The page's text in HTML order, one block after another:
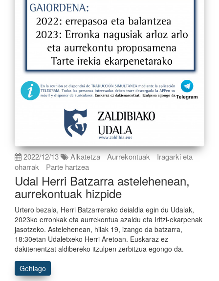
2022/12/13 Alkatetza Aurrekontuak
Iragarki eta
oharrak
Parte hartzea
Udal Herri Batzarra astelehenean,
aurrekontuak hizpide
Urtero bezala, Herri Batzarrerako deialdia egin du Udalak,
2023ko erronkak eta aurrekontua azaldu eta Iritzi-ekarpenak
jasotzeko. Astelehenean, hilak 19, izango da batzarra,
18:30etan Udaletxeko Herri Aretoan. Euskaraz ez
dakitenentzat aldibereko itzulpen zerbitzua egongo da.
Gehiago